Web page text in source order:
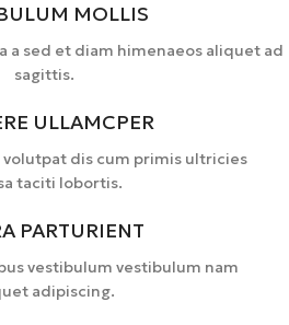
MOLLIS
a sed et diam himenaeos aliquet ad
sagittis.
ULLAMCPER
dis cum primis ultricies
taciti lobortis.
PARTURIENT
vestibulum vestibulum nam
adipiscing.